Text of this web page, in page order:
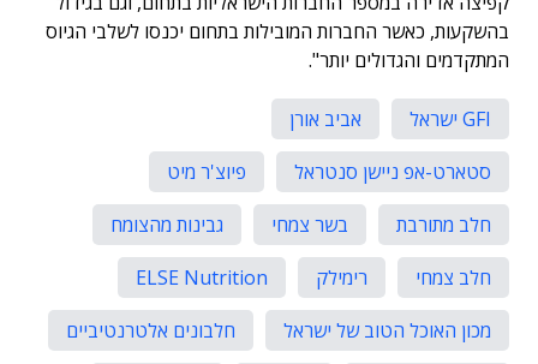
בהשקעות, כאשר החברות המובילות בתחום יכנסו לשלבי הגיוס
המתקדמים והגדולים יותר".
GFI ישראל
אביב אורן
סטארט-אפ ניישן סנטראל
פיוצ'ר מיט
חלב מתורבת
בשר צמחי
גבינות מהצומח
חלב צמחי
רימילק
ELSE Nutrition
מכון האוכל הטוב של ישראל
חלבונים אלטרנטיביים